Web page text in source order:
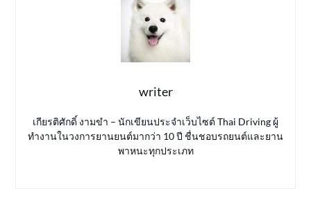
writer
เกียรติศักดิ์ งามขำ – นักเขียนประจำเว็บไซต์ Thai Driving ผู้
ทำงานในวงการยานยนต์มากว่า 10 ปี ชื่นชอบรถยนต์และยาน
พาหนะทุกประเภท